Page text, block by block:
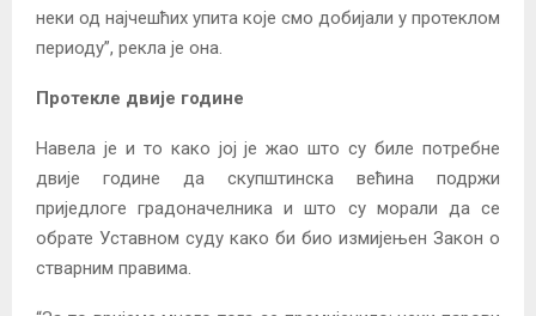
неки од најчешћих упита које смо добијали у протеклом
периоду”, рекла је она.
Протекле двије године
Навела је и то како јој је жао што су биле потребне
двије године да скупштинска већина подржи
приједлоге градоначелника и што су морали да се
обрате Уставном суду како би био измијењен Закон о
стварним правима.